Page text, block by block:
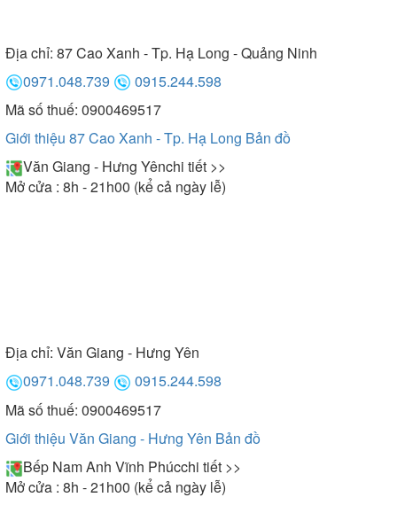
Địa chỉ: 87 Cao Xanh - Tp. Hạ Long - Quảng Ninh
0971.048.739
0915.244.598
Mã số thuế: 0900469517
Giới thiệu 87 Cao Xanh - Tp. Hạ Long Bản đồ
Văn Giang - Hưng Yênchi tiết >>
Mở cửa : 8h - 21h00 (kể cả ngày lễ)
Địa chỉ: Văn Giang - Hưng Yên
0971.048.739
0915.244.598
Mã số thuế: 0900469517
Giới thiệu Văn Giang - Hưng Yên Bản đồ
Bếp Nam Anh Vĩnh Phúcchi tiết >>
Mở cửa : 8h - 21h00 (kể cả ngày lễ)